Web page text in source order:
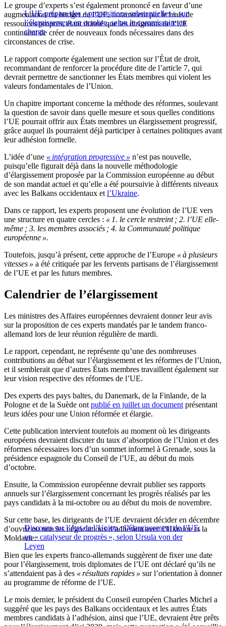
L’UE prépare des « propositions substantielles » sur
l’élargissement en octobre, selon le commissaire en
charge
Le groupe d’experts s’est également prononcé en faveur d’une
augmentation du budget de l’UE, notamment par le biais de
ressources propres, étant donné que les dirigeants de l’UE
continuent de créer de nouveaux fonds nécessaires dans des
circonstances de crise.
Le rapport comporte également une section sur l’État de droit,
recommandant de renforcer la procédure dite de l’article 7, qui
devrait permettre de sanctionner les États membres qui violent les
valeurs fondamentales de l’Union.
Un chapitre important concerne la méthode des réformes, soulevant
la question de savoir dans quelle mesure et sous quelles conditions
l’UE pourrait offrir aux États membres un élargissement progressif,
grâce auquel ils pourraient déjà participer à certaines politiques avant
leur adhésion formelle.
L’idée d’une « intégration progressive » n’est pas nouvelle,
puisqu’elle figurait déjà dans la nouvelle méthodologie
d’élargissement proposée par la Commission européenne au début
de son mandat actuel et qu’elle a été poursuivie à différents niveaux
avec les Balkans occidentaux et l’Ukraine.
Dans ce rapport, les experts proposent une évolution de l’UE vers
une structure en quatre cercles : « 1. le cercle restreint ; 2. l’UE elle-
même ; 3. les membres associés ; 4. la Communauté politique
européenne ».
Toutefois, jusqu’à présent, cette approche de l’Europe « à plusieurs
vitesses » a été critiquée par les fervents partisans de l’élargissement
de l’UE et par les futurs membres.
Calendrier de l’élargissement
Les ministres des Affaires européennes devraient donner leur avis
sur la proposition de ces experts mandatés par le tandem franco-
allemand lors de leur réunion régulière de mardi.
Le rapport, cependant, ne représente qu’une des nombreuses
contributions au débat sur l’élargissement et les réformes de l’Union,
et il semblerait que d’autres États membres travaillent également sur
leur vision respective des réformes de l’UE.
Des experts des pays baltes, du Danemark, de la Finlande, de la
Pologne et de la Suède ont publié en juillet un document présentant
leurs idées pour une Union réformée et élargie.
Cette publication intervient toutefois au moment où les dirigeants
européens devraient discuter du taux d’absorption de l’Union et des
réformes nécessaires lors d’un sommet informel à Grenade, sous la
présidence espagnole du Conseil de l’UE, au début du mois
d’octobre.
Ensuite, la Commission européenne devrait publier ses rapports
annuels sur l’élargissement concernant les progrès réalisés par les
pays candidats à la mi-octobre ou au début du mois de novembre.
Discours sur l’état de l’Union : l’élargissement de l’UE,
un « catalyseur de progrès », selon Ursula von der
Leyen
Sur cette base, les dirigeants de l’UE devraient décider en décembre
d’ouvrir ou non les négociations d’adhésion avec l’Ukraine et la
Moldavie.
Bien que les experts franco-allemands suggèrent de fixer une date
pour l’élargissement, trois diplomates de l’UE ont déclaré qu’ils ne
s’attendaient pas à des « résultats rapides » sur l’orientation à donner
au programme de réforme de l’UE.
Le mois dernier, le président du Conseil européen Charles Michel a
suggéré que les pays des Balkans occidentaux et les autres États
membres candidats à l’adhésion, ainsi que l’UE, devraient être prêts